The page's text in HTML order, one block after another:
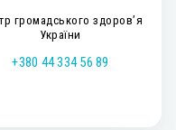
громадського здоров’я
України
+380 44 334 56 89